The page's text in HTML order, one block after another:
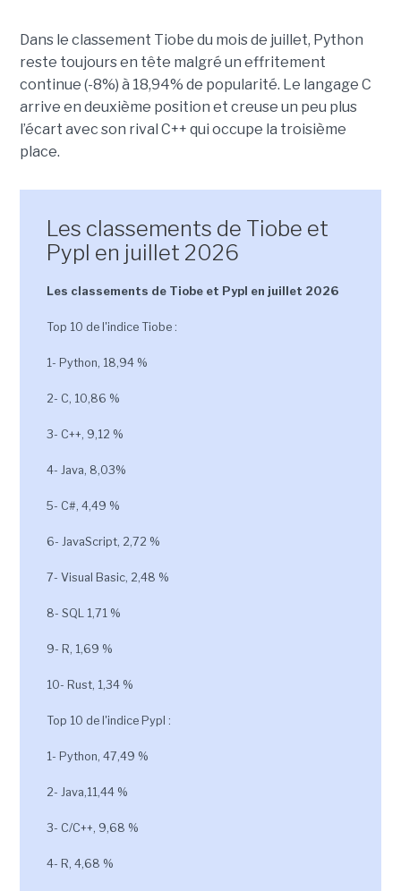
Dans le classement Tiobe du mois de juillet, Python
reste toujours en tête malgré un effritement
continue (-8%) à 18,94% de popularité. Le langage C
arrive en deuxième position et creuse un peu plus
l’écart avec son rival C++ qui occupe la troisième
place.
Les classements de Tiobe et
Pypl en juillet 2026
Les classements de Tiobe et Pypl en juillet 2026
Top 10 de l'indice Tiobe :
1- Python, 18,94 %
2- C, 10,86 %
3- C++, 9,12 %
4- Java, 8,03%
5- C#, 4,49 %
6- JavaScript, 2,72 %
7- Visual Basic, 2,48 %
8- SQL 1,71 %
9- R, 1,69 %
10- Rust, 1,34 %
Top 10 de l'indice Pypl :
1- Python, 47,49 %
2- Java,11,44 %
3- C/C++, 9,68 %
4- R, 4,68 %